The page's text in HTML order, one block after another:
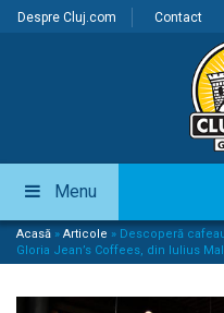
Despre Cluj.com Contact
Menu
Acasă » Articole » Descoperă
Gloria Jean’s Coffees, din Iulius